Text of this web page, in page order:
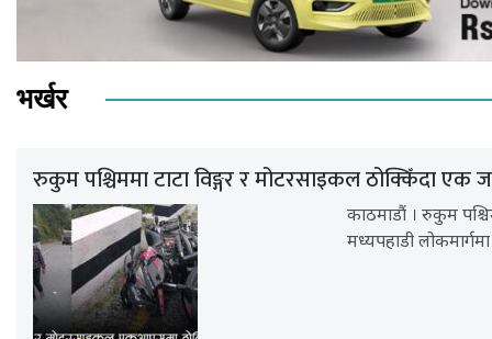
भर्खर
रुकुम पश्चिममा टाटा विङ्गर र मोटरसाइकल ठोक्किँदा एक
काठमाडौं । रुकुम
मध्यपहाडी लोकमार्गमा